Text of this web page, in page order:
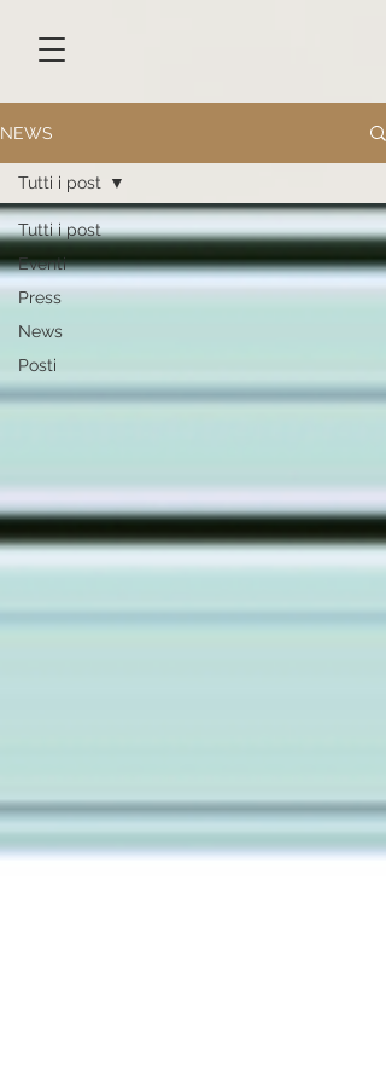
NEWS
Tutti i post
Eventi
Press
News
Posti
Tutti i post